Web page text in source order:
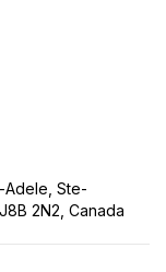
Adele, Ste-
2N2, Canada